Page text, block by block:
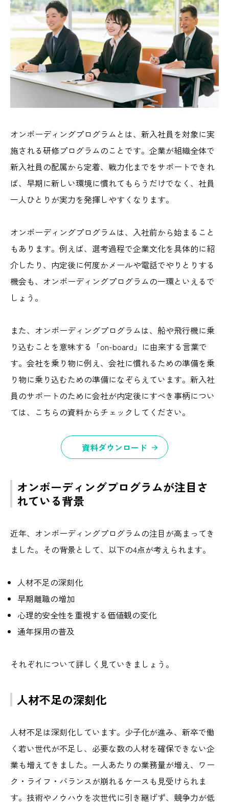
オンボーディングプログラムとは、新入社員を対象に実
施される研修プログラムのことです。企業が組織全体で
新入社員の配属から定着、戦力化までをサポートできれ
ば、早期に新しい環境に慣れてもらうだけでなく、社員
一人ひとりが実力を発揮しやすくなります。
オンボーディングプログラムは、入社前から始まること
もあります。例えば、選考過程で企業文化を具体的に紹
介したり、内定後に何度かメールや電話でやりとりする
機会も、オンボーディングプログラムの一環といえるで
しょう。
また、オンボーディングプログラムは、船や飛行機に乗
り込むことを意味する「on-board」に由来する言葉で
す。会社を乗り物に例え、会社に慣れるための準備を乗
り物に乗り込むための準備になぞらえています。新入社
員のサポートのために会社が内定後にすべき事柄につい
ては、こちらの資料からチェックしてください。
資料ダウンロード
オンボーディングプログラムが注目さ
れている背景
近年、オンボーディングプログラムの注目が高まってき
ました。その背景として、以下の4点が考えられます。
人材不足の深刻化
早期離職の増加
心理的安全性を重視する価値観の変化
通年採用の普及
それぞれについて詳しく見ていきましょう。
人材不足の深刻化
人材不足は深刻化しています。少子化が進み、新卒で働
く若い世代が不足し、必要な数の人材を確保できない企
業も増えてきました。一人あたりの業務量が増え、ワー
ク・ライフ・バランスが崩れるケースも見受けられま
す。技術やノウハウを次世代に引き継げず、競争力が低